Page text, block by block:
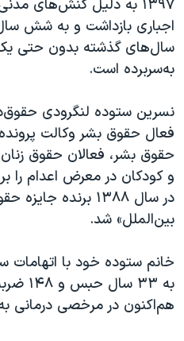
۱۳۹۷ به دلیل کنش‌های
اجباری بازداشت و به شش
سال‌های گذشته بدون حتی
به‌سربرده است.
نسرین ستوده لنگرودی
فعال حقوق بشر وکالت
حقوق بشر، فعالان حقوق
و کودکان در معرض اعدام را
در سال ۱۳۸۸
بین‌الملل» شد.
خانم ستوده خود با اتهامات
به ۳۳
هم‌اکنون در مرخصی درمانی